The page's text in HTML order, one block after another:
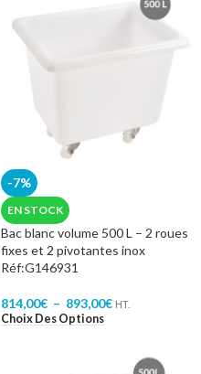
-7%
EN STOCK
Bac blanc volume 500 L – 2 roues
fixes et 2 pivotantes inox
Réf:G146931
814,00€ – 893,00€ HT.
Choix Des Options